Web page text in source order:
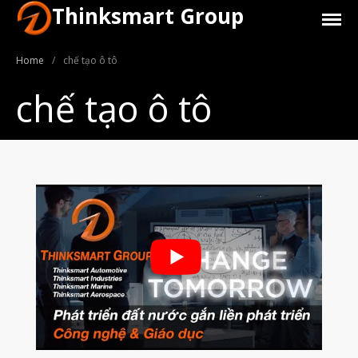
Sản Phẩm
Máy In 3D Để Bàn Formlabs U.S.
Máy In 3D SLA Công Nghiệp
Máy in 3D EOS
Máy in 3D nhựa PEEK EXT 220
MED | 3D SYSTEM
Thinksmart Group
Home / chế tạo ô tô
chế tạo ô tô